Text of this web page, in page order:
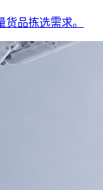
品拣选需求。